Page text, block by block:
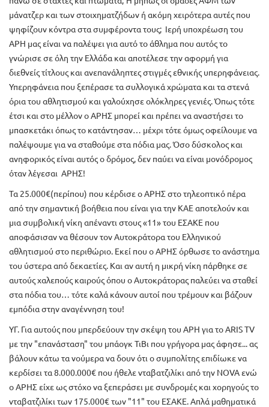
μάνατζερ και των στοιχηματζήδων ή ακόμη χειρότερα αυτές που
ψηφίζουν κόντρα στα συμφέροντα τους; Ιερή υποχρέωση του
ΑΡΗ μας είναι να παλέψει για αυτό το άθλημα που αυτός το
γνώρισε σε όλη την Ελλάδα και αποτέλεσε την αφορμή για
διεθνείς τίτλους και ανεπανάληπτες στιγμές εθνικής υπερηφάνειας.
Υπερηφάνεια που ξεπέρασε τα συλλογικά χρώματα και τα στενά
όρια του αθλητισμού και γαλούχησε ολόκληρες γενιές. Όπως τότε
έτσι και στο μέλλον ο ΑΡΗΣ μπορεί και πρέπει να αναστήσει το
μπασκετάκι όπως το κατάντησαν… μέχρι τότε όμως οφείλουμε να
παλέψουμε για να σταθούμε στα πόδια μας. Όσο δύσκολος και
ανηφορικός είναι αυτός ο δρόμος, δεν παύει να είναι μονόδρομος
όταν λέγεσαι ΑΡΗΣ!
Τα 25.000€(περίπου) που κέρδισε ο ΑΡΗΣ στο τηλεοπτικό πέρα
από την σημαντική βοήθεια που είναι για την ΚΑΕ αποτελούν και
μια συμβολική νίκη απέναντι στους «11» του ΕΣΑΚΕ που
αποφάσισαν να θέσουν τον Αυτοκράτορα του Ελληνικού
αθλητισμού στο περιθώριο. Εκεί που ο ΑΡΗΣ όρθωσε το ανάστημα
του ύστερα από δεκαετίες. Και αν αυτή η μικρή νίκη πάρθηκε σε
αυτούς χαλεπούς καιρούς όπου ο Αυτοκράτορας παλεύει να σταθεί
στα πόδια του… τότε καλά κάνουν αυτοί που τρέμουν και βάζουν
εμπόδια στην αναγέννηση του!
ΥΓ. Για αυτούς που μπερδεύουν την σκέψη του ΑΡΗ για το ARIS TV
με την "επανάσταση" του μπάογκ ΤιΒι που γρήγορα μας άφησε... ας
βάλουν κάτω τα νούμερα να δουν ότι ο συμπολίτης επιδίωκε να
κερδίσει τα 8.000.000€ που ήθελε νταβατζιλίκι από την NOVA ενώ
ο ΑΡΗΣ είχε ως στόχο να ξεπεράσει με συνδρομές και χορηγούς το
νταβατζιλίκι των 175.000€ των "11" του ΕΣΑΚΕ. Απλά μαθηματικά